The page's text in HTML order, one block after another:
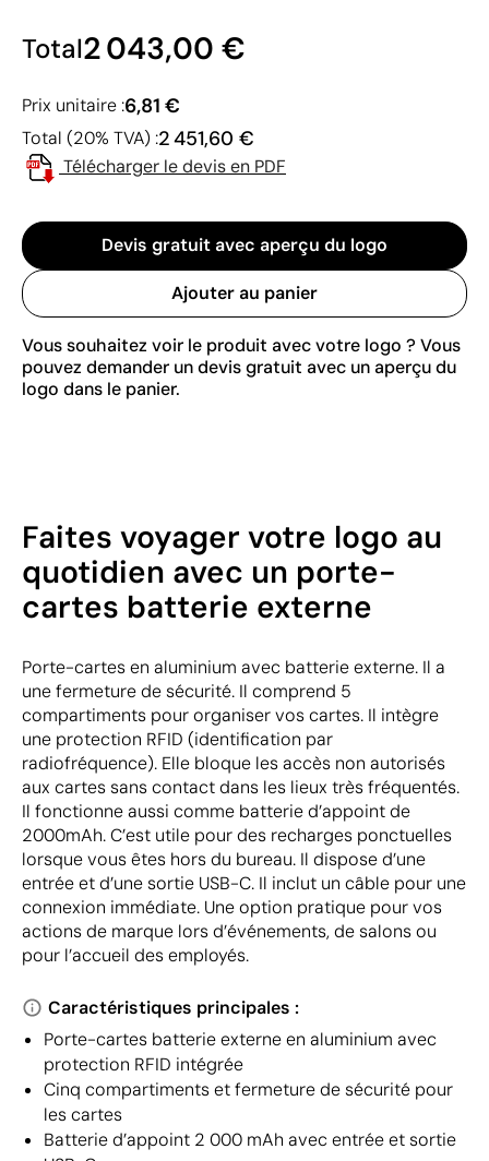
Total2 043,00 €
Prix unitaire :6,81 €
Total (20% TVA) :2 451,60 €
Télécharger le devis en PDF
Devis gratuit avec aperçu du logo
Ajouter au panier
Vous souhaitez voir le produit avec votre logo ? Vous
pouvez demander un devis gratuit avec un aperçu du
logo dans le panier.
Faites voyager votre logo au
quotidien avec un porte-
cartes batterie externe
Porte-cartes en aluminium avec batterie externe. Il a
une fermeture de sécurité. Il comprend 5
compartiments pour organiser vos cartes. Il intègre
une protection RFID (identification par
radiofréquence). Elle bloque les accès non autorisés
aux cartes sans contact dans les lieux très fréquentés.
Il fonctionne aussi comme batterie d’appoint de
2000mAh. C’est utile pour des recharges ponctuelles
lorsque vous êtes hors du bureau. Il dispose d’une
entrée et d’une sortie USB-C. Il inclut un câble pour une
connexion immédiate. Une option pratique pour vos
actions de marque lors d’événements, de salons ou
pour l’accueil des employés.
Caractéristiques principales :
Porte-cartes batterie externe en aluminium avec
protection RFID intégrée
Cinq compartiments et fermeture de sécurité pour
les cartes
Batterie d’appoint 2 000 mAh avec entrée et sortie